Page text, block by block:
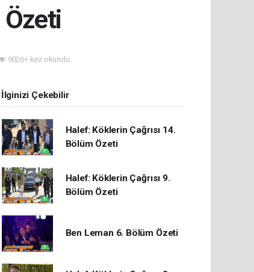
9026+ kez okundu.
İlginizi Çekebilir
Halef: Köklerin Çağrısı 14.
Bölüm Özeti
Halef: Köklerin Çağrısı 9.
Bölüm Özeti
Ben Leman 6. Bölüm Özeti